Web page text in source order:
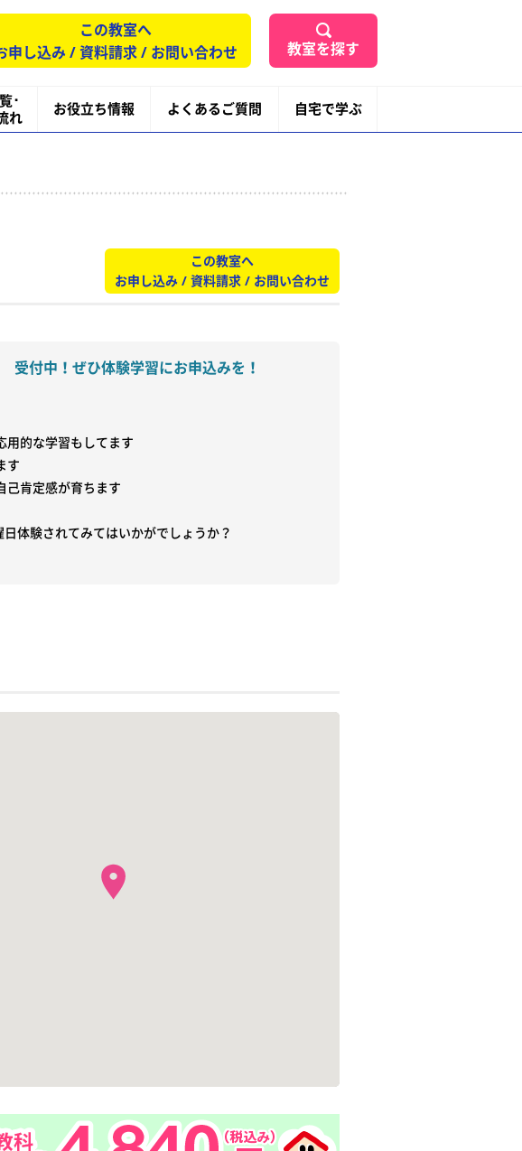
この教室へ
申し込み / 資料請求 / お問い合わせ
教室を探す
･
れ
お役立ち情報 よくあるご質問 自宅で学ぶ
この教室へ
お申し込み / 資料請求 / お問い合わせ
受付中！ぜひ体験学習にお申込みを！
的な学習もしてます
す
己肯定感が育ちます
日体験されてみてはいかがでしょうか？